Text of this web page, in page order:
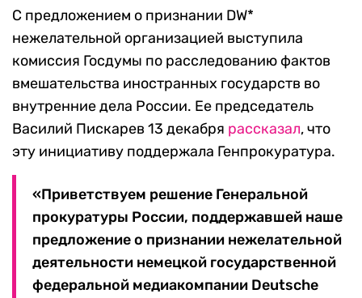
С предложением о признании DW*
нежелательной организацией выступила
комиссия Госдумы по расследованию фактов
вмешательства иностранных государств во
внутренние дела России. Ее председатель
Василий Пискарев 13 декабря рассказал, что
эту инициативу поддержала Генпрокуратура.
«Приветствуем решение Генеральной
прокуратуры России, поддержавшей наше
предложение о признании нежелательной
деятельности немецкой государственной
федеральной медиакомпании Deutsche